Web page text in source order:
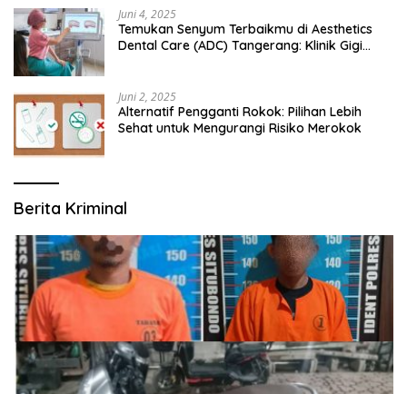
Juni 4, 2025
Temukan Senyum Terbaikmu di Aesthetics
Dental Care (ADC) Tangerang: Klinik Gigi
Juni 2, 2025
Alternatif Pengganti Rokok: Pilihan Lebih
Sehat untuk Mengurangi Risiko Merokok
Berita Kriminal